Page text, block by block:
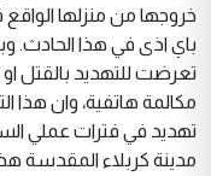
باي اذى في هذا الحادث.
تعرضت للتهديد بالقتل
مكالمة هاتفية، وان هذا
مدينة كربلاء المقدسة